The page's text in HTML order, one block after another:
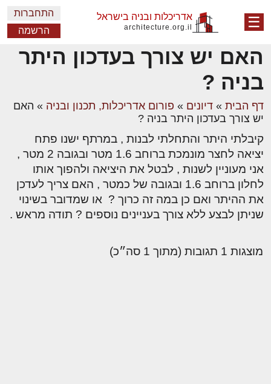
☰ אדריכלות ובניה בישראל
architecture.org.il
התחברות
הרשמה
האם יש צורך בעדכון היתר
בניה ?
דף הבית » דיונים » פורום אדריכלות, תכנון ובניה » האם
יש צורך בעדכון היתר בניה ?
קיבלתי היתר והתחלתי לבנות , במרתף ישנו פתח
יציאה לחצר מונמכת ברוחב 1.6 מטר ובגובה 2 מטר ,
אני מעוניין לשנות , לבטל את היציאה ולהפוך אותו
לחלון ברוחב 1.6 ובגובה של כמטר , האם צריך לעדכן
את ההיתר ואם כן במה זה כרוך ? או שמדובר בשינוי
שניתן לבצע ללא צורך בעניינים נוספים ? תודה מראש .
מוצגות 1 תגובות (מתוך 1 סה״כ)